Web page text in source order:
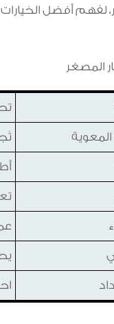
لفهم أفضل الخيارات